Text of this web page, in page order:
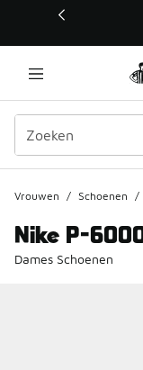
Deze link wordt
Vrouwen / Schoenen /
Nike P-
Dames Schoenen